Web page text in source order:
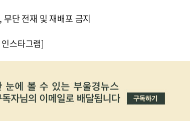
단 전재 및 재배포 금지
스타그램]